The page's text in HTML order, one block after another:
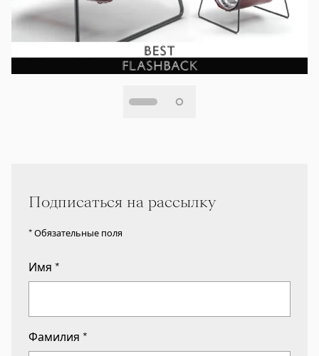
Подписаться на рассылку
* Обязательные поля
Имя *
Фамилия *